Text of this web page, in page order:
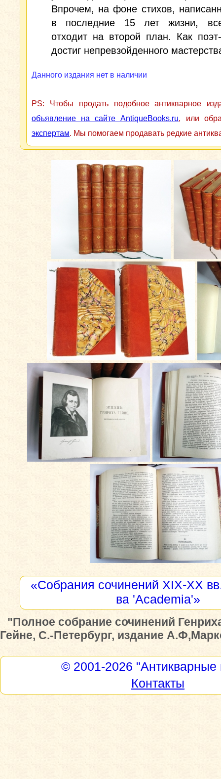
Впрочем, на фоне стихов,
в последние 15 лет жизни,
отходит на второй план. Как
достиг непревзойденного
Данного издания нет в наличии
PS: Чтобы продать подобное антикварное
объявление на сайте AntiqueBooks.ru, или
экспертам. Мы помогаем продавать редкие
«Собрания сочинений XIX-XX
ва 'Academia'»
"Полное собрание сочинений
Гейне, С.-Петербург, издание
© 2001-2026 "Антикварные
Контакты